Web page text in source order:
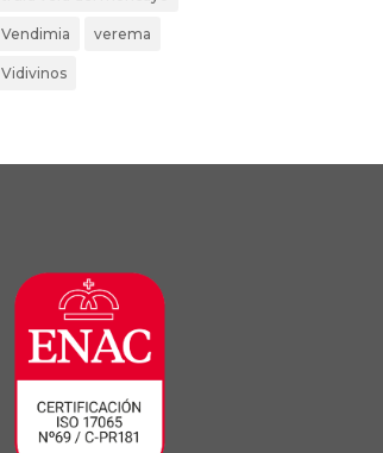
Vendimia verema
Vidivinos